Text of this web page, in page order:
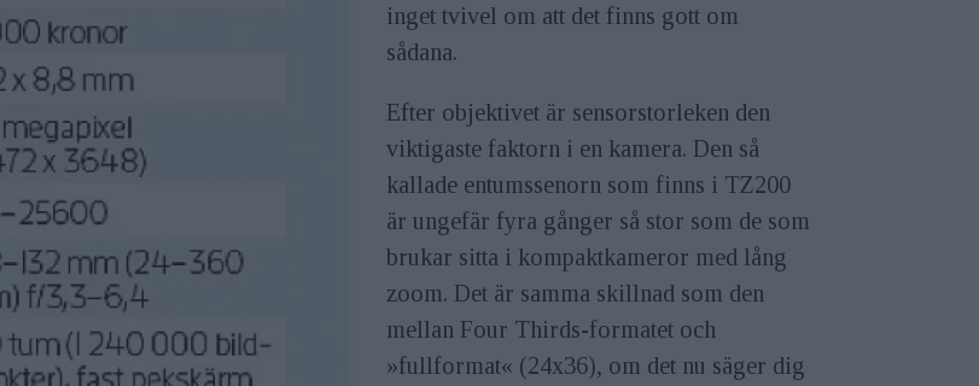
inget tvivel om att det finns gott om
sådana.
Efter objektivet är sensorstorleken den
viktigaste faktorn i en kamera. Den så
kallade entumssenorn som finns i TZ200
är ungefär fyra gånger så stor som de som
brukar sitta i kompaktkameror med lång
zoom. Det är samma skillnad som den
mellan Four Thirds-formatet och
»fullformat« (24x36), om det nu säger dig